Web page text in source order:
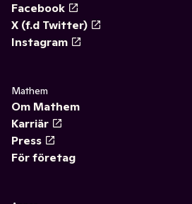
Facebook
X (f.d Twitter)
Instagram
Mathem
Om Mathem
Karriär
Press
För företag